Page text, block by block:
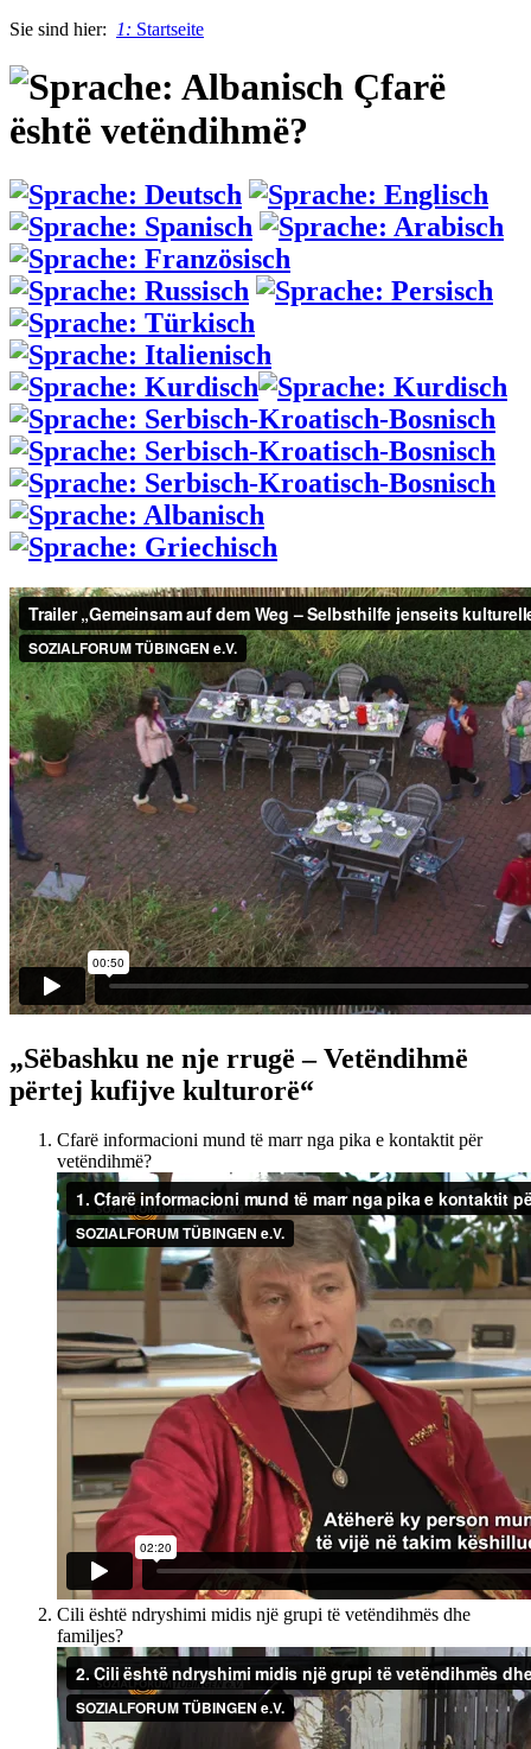
Sie sind hier:
1: Startseite
Çfarë
është vetëndihmë?
„Sëbashku ne nje rrugë – Vetëndihmë
përtej kufijve kulturorë“
Cfarë informacioni mund të marr nga pika e kontaktit për
vetëndihmë?
Cili është ndryshimi midis një grupi të vetëndihmës dhe
familjes?